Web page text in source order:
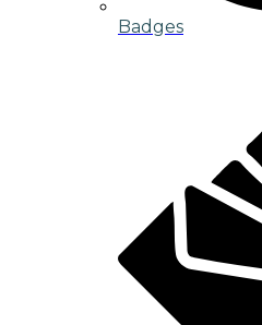
Badges